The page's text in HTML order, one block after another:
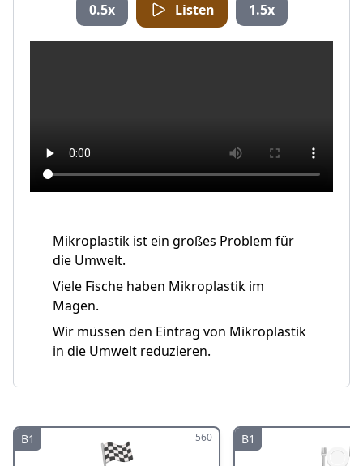
0.5x Listen 1.5x
Mikroplastik ist ein großes Problem für
die Umwelt.
Viele Fische haben Mikroplastik im
Magen.
Wir müssen den Eintrag von Mikroplastik
in die Umwelt reduzieren.
B1 560
🏁 B1 🍽️